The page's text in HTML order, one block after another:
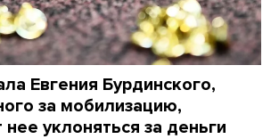
Евгения Бурдинского,
за мобилизацию,
уклоняться за деньги